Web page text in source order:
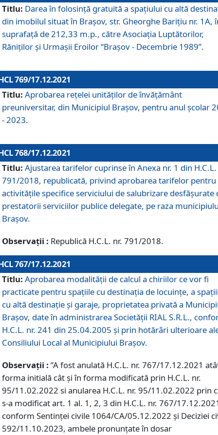
Titlu: Darea în folosinţă gratuită a spaţiului cu altă
din imobilul situat în Braşov, str. Gheorghe Bariţiu nr. 1A,
suprafaţă de 212,33 m.p., către Asociaţia Luptătorilor,
Răniţilor şi Urmaşii Eroilor “Braşov - Decembrie 1989”.
769/17.12.2021
Titlu: Aprobarea reţelei unităţilor de învăţământ
preuniversitar, din Municipiul Braşov, pentru anul şcolar
- 2023.
768/17.12.2021
Titlu: Ajustarea tarifelor cuprinse în Anexa nr. 1 din H.C.L.
791/2018, republicată, privind aprobarea tarifelor pentru
activităţile specifice serviciului de salubrizare desfăşurate
prestatorii serviciilor publice delegate, pe raza
Braşov.
Observații : Republică H.C.L. nr. 791/2018.
767/17.12.2021
Titlu: Aprobarea modalității de calcul a chiriilor ce vor fi
practicate pentru spaţiile cu destinaţia de locuinţe, a
cu altă destinaţie şi garaje, proprietatea privată a
Braşov, date în administrarea Societăţii RIAL S.R.L.,
H.C.L. nr. 241 din 25.04.2005 și prin hotărâri ulterioare
Consiliului Local al Municipiului Braşov.
Observații : ”A fost anulată H.C.L. nr. 767/17.12.2021
forma initială cât și în forma modificată prin H.C.L. nr.
95/11.02.2022 si anularea H.C.L. nr. 95/11.02.2022 prin
s-a modificat art. 1 al. 1, 2, 3 din H.C.L. nr. 767/
conform Sentinței civile 1064/CA/05.12.2022 și Deciziei
592/11.10.2023, ambele pronunțate în dosar